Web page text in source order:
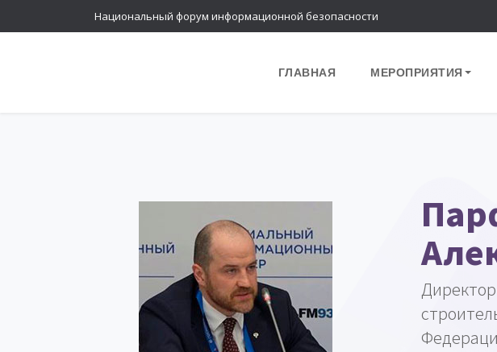
Национальный форум информационной безопасности
ГЛАВНАЯ МЕРОПРИЯТИЯ